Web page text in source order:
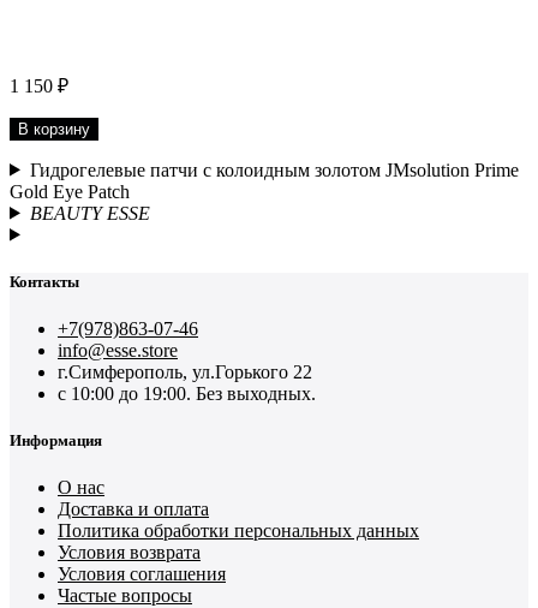
1 150 ₽
В корзину
Гидрогелевые патчи с колоидным золотом JMsolution Prime
Gold Eye Patch
BEAUTY ESSE
Контакты
+7(978)863-07-46
info@esse.store
г.Симферополь, ул.Горького 22
с 10:00 до 19:00. Без выходных.
Информация
О нас
Доставка и оплата
Политика обработки персональных данных
Условия возврата
Условия соглашения
Частые вопросы